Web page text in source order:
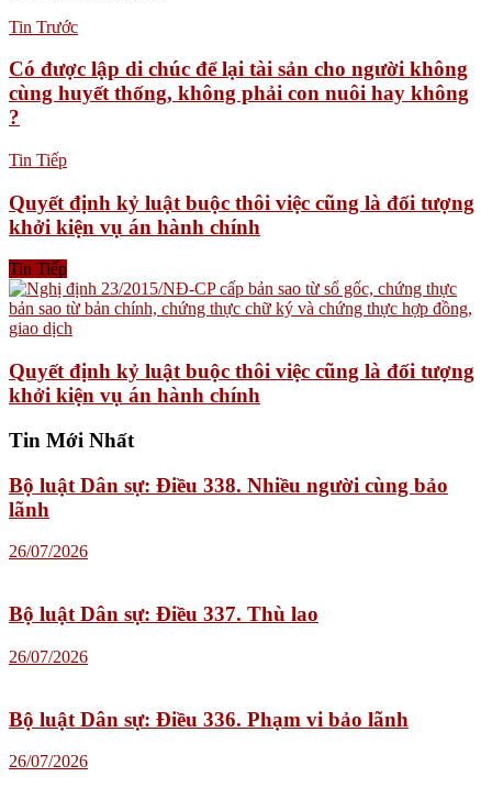
Tin Trước
Có được lập di chúc để lại tài sản cho người không
cùng huyết thống, không phải con nuôi hay không
?
Tin Tiếp
Quyết định kỷ luật buộc thôi việc cũng là đối tượng
khởi kiện vụ án hành chính
Tin Tiếp
Quyết định kỷ luật buộc thôi việc cũng là đối tượng
khởi kiện vụ án hành chính
Tin Mới Nhất
Bộ luật Dân sự: Điều 338. Nhiều người cùng bảo
lãnh
26/07/2026
Bộ luật Dân sự: Điều 337. Thù lao
26/07/2026
Bộ luật Dân sự: Điều 336. Phạm vi bảo lãnh
26/07/2026